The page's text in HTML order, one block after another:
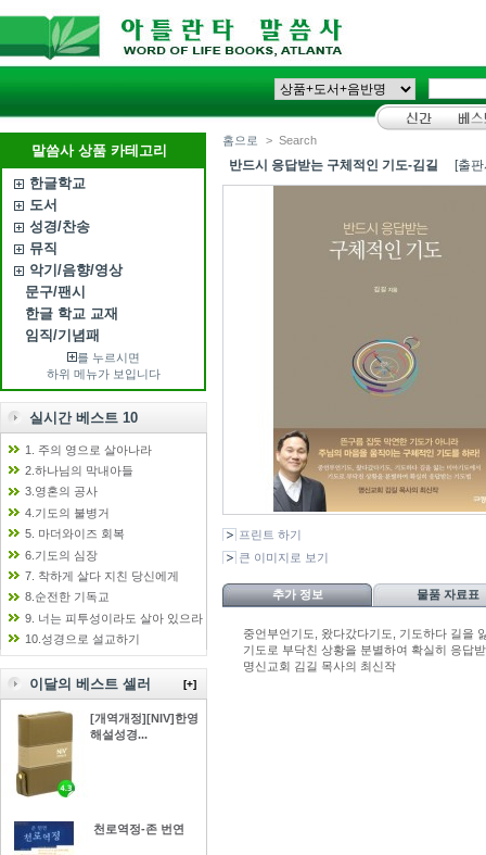
말씀사 상품 카테고리
한글학교
도서
성경/찬송
뮤직
악기/음향/영상
문구/팬시
한글 학교 교재
임직/기념패
를 누르시면
하위 메뉴가 보입니다
실시간 베스트 10
1. 주의 영으로 살아나라
2.하나님의 막내아들
3.영혼의 공사
4.기도의 불병거
5. 마더와이즈 회복
6.기도의 심장
7. 착하게 살다 지친 당신에게
8.순전한 기독교
9. 너는 피투성이라도 살아 있으라
10.성경으로 설교하기
이달의 베스트 셀러 [+]
[개역개정][NIV]한영
해설성경...
천로역정-존 번연
홈으로 > Search
반드시 응답받는 구체적인 기도-김길 [출
프린트 하기
큰 이미지로 보기
추가 정보 물품 자료표
중언부언기도, 왔다갔다기도, 기도하다 길을
기도로 부닥친 상황을 분별하여 확실히 응답
명신교회 김길 목사의 최신작